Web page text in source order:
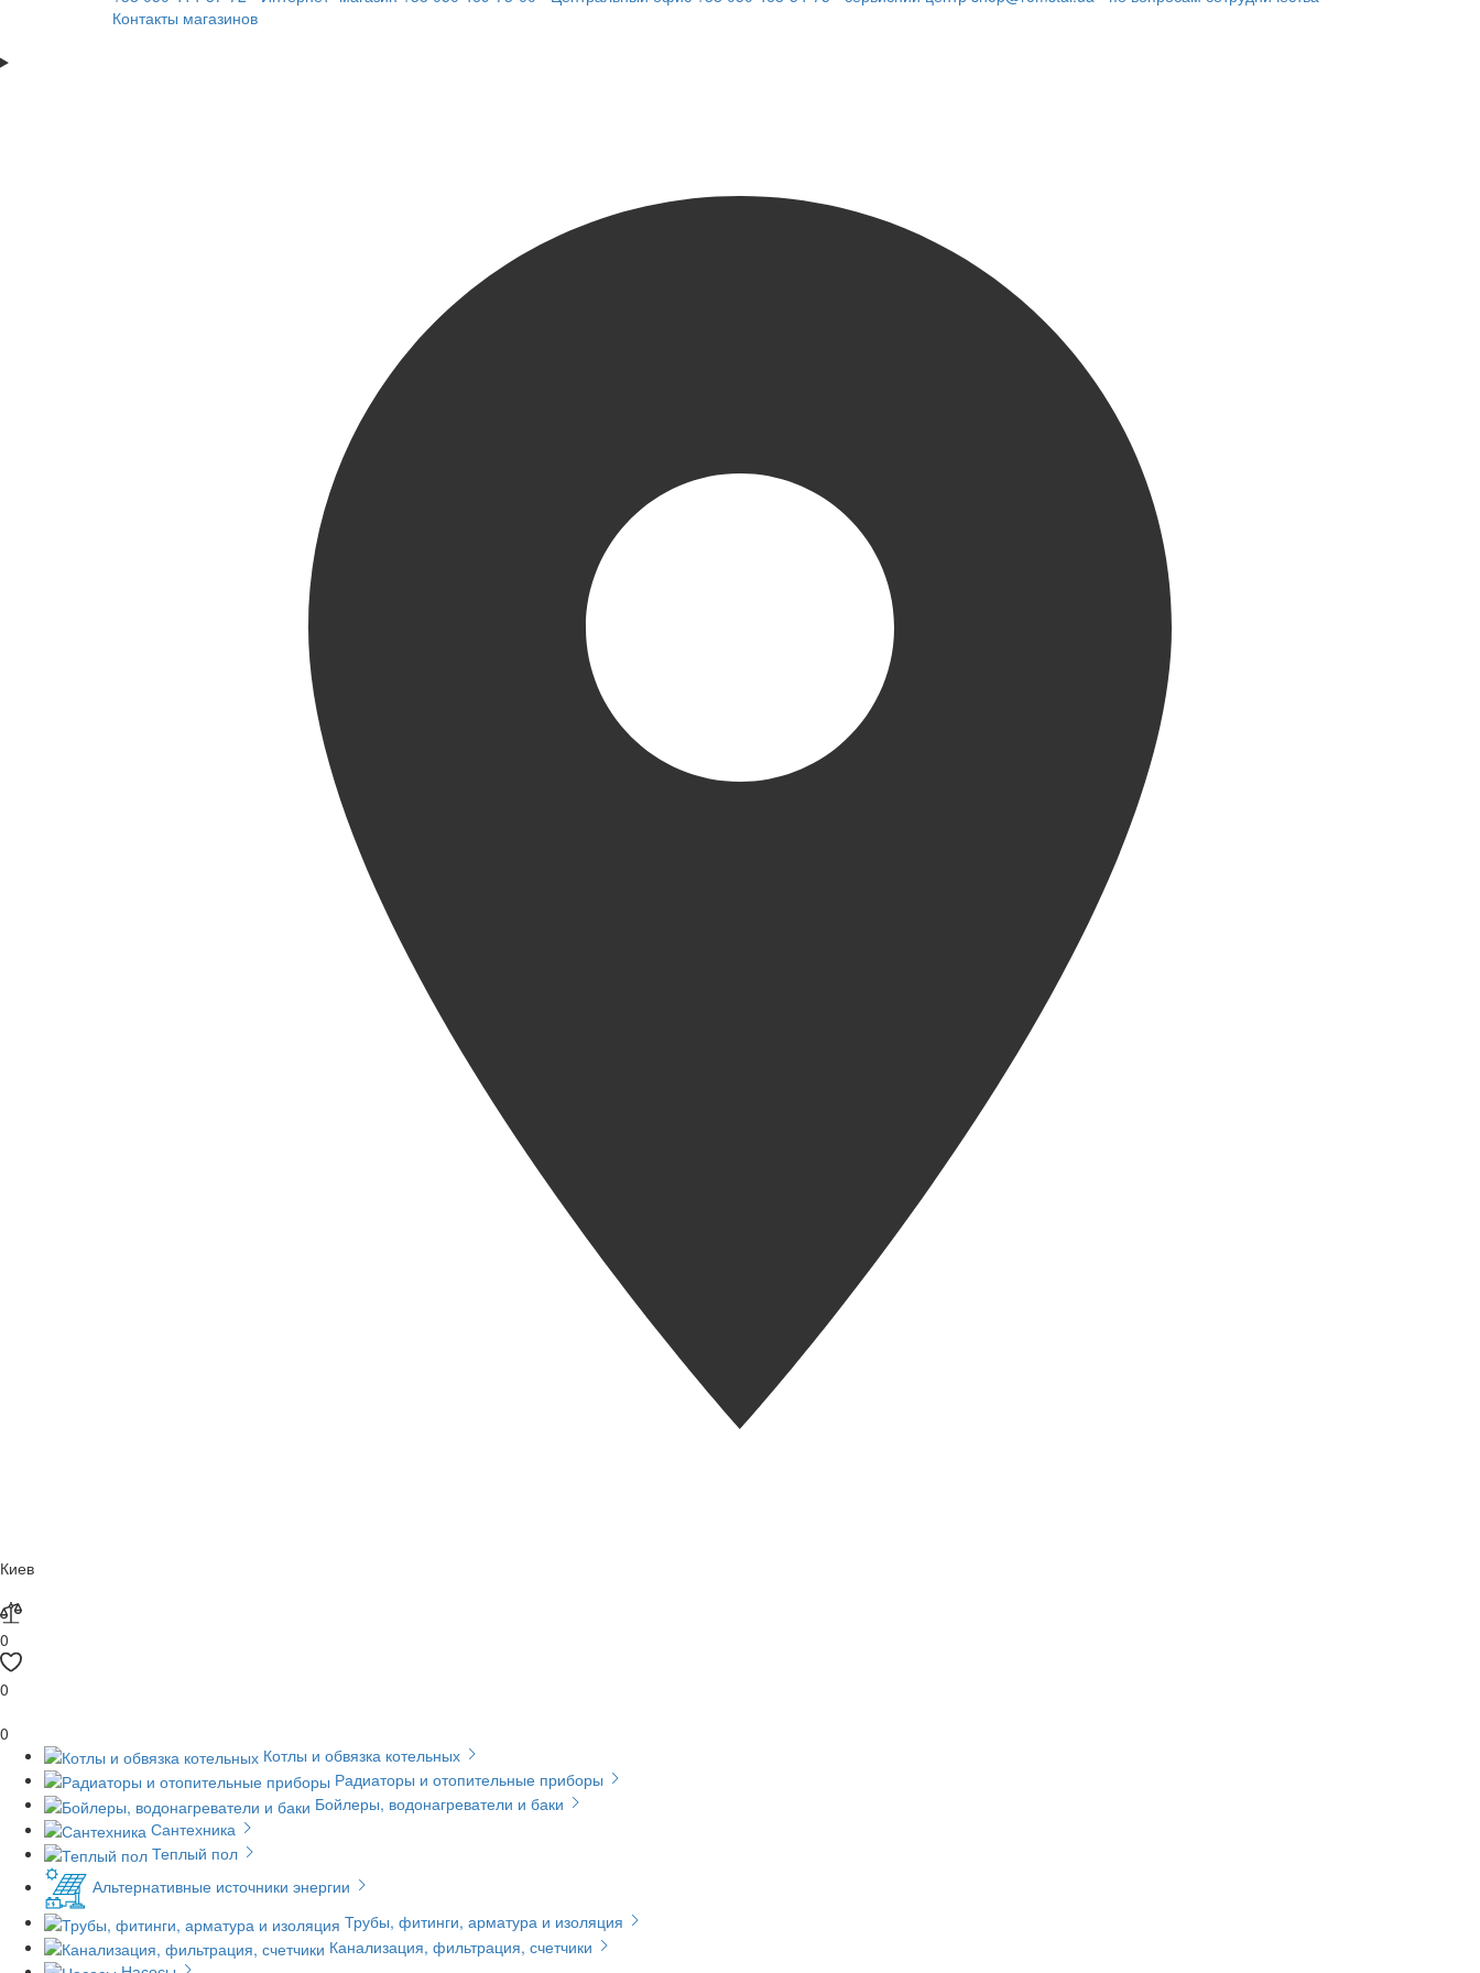
Контакты магазинов
Киев
0
0
0
Котлы и обвязка котельных
Радиаторы и отопительные приборы
Бойлеры, водонагреватели и баки
Сантехника
Теплый пол
Альтернативные источники энергии
Трубы, фитинги, арматура и изоляция
Канализация, фильтрация, счетчики